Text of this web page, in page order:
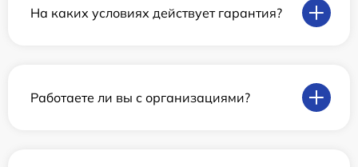
На каких условиях действует гарантия?
Работаете ли вы с организациями?